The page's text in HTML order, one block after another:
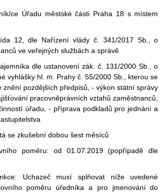
ce Úřadu městské části Praha 18 s místem
12, dle Nařízení vlády č. 341/2017 Sb., o
ve veřejných službách a správě
dle ustanovení zák. č. 131/2000 Sb., o
vyhlášky hl. m. Prahy č. 55/2000 Sb., kterou se
znění pozdějších předpisů, - výkon státní správy
pracovněprávních vztahů zaměstnanců,
úřadu, - příprava podkladů pro jednání a
se zkušební dobou šest měsíců
poměru: od 01.07.2019 (popřípadě dle
Uchazeč musí splňovat níže uvedené
poměru úředníka a pro jmenování do